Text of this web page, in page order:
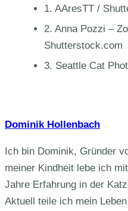
1. AAresTT /
2. Anna Pozzi –
Shutterstock.com
3. Seattle Cat
Dominik Hollenbach
Ich bin Dominik, Gründer
meiner Kindheit lebe ich
Jahre Erfahrung in der
Aktuell teile ich mein